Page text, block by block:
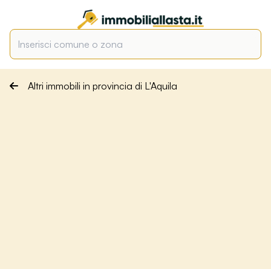
Altri immobili in provincia di L'Aquila